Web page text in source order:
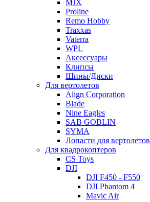
MJX
Proline
Remo Hobby
Traxxas
Vaterra
WPL
Аксессуары
Клипсы
Шины/Диски
Для вертолетов
Align Corporation
Blade
Nine Eagles
SAB GOBLIN
SYMA
Лопасти для вертолетов
Для квадрокоптеров
CS Toys
DJI
DJI F450 - F550
DJI Phantom 4
Mavic Air